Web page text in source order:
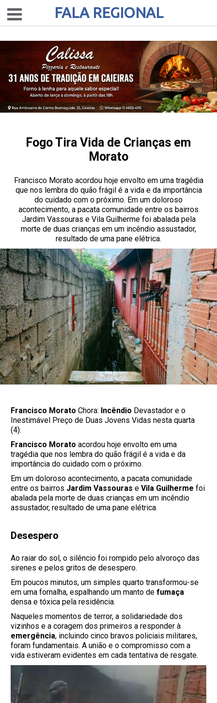
FALA REGIONAL
Fogo Tira Vida de Crianças em
Morato
Francisco Morato acordou hoje envolto em uma tragédia
que nos lembra do quão frágil é a vida e da importância
do cuidado com o próximo. Em um doloroso
acontecimento, a pacata comunidade entre os bairros
Jardim Vassouras e Vila Guilherme foi abalada pela
morte de duas crianças em um incêndio assustador,
resultado de uma pane elétrica.
Francisco Morato Chora: Incêndio Devastador e o
Inestimável Preço de Duas Jovens Vidas nesta quarta
(4).
Francisco Morato acordou hoje envolto em uma
tragédia que nos lembra do quão frágil é a vida e da
importância do cuidado com o próximo.
Em um doloroso acontecimento, a pacata comunidade
entre os bairros Jardim Vassouras eVila Guilherme foi
abalada pela morte de duas crianças em um incêndio
assustador, resultado de uma pane elétrica.
Desespero
Ao raiar do sol, o silêncio foi rompido pelo alvoroço das
sirenes e pelos gritos de desespero.
Em poucos minutos, um simples quarto transformou-se
em uma fornalha, espalhando um manto defumaça
densa e tóxica pela residência.
Naqueles momentos de terror, a solidariedade dos
vizinhos e a coragem dos primeiros a responder à
emergência, incluindo cinco bravos policiais militares,
foram fundamentais. A união e o compromisso com a
vida estiveram evidentes em cada tentativa de resgate.